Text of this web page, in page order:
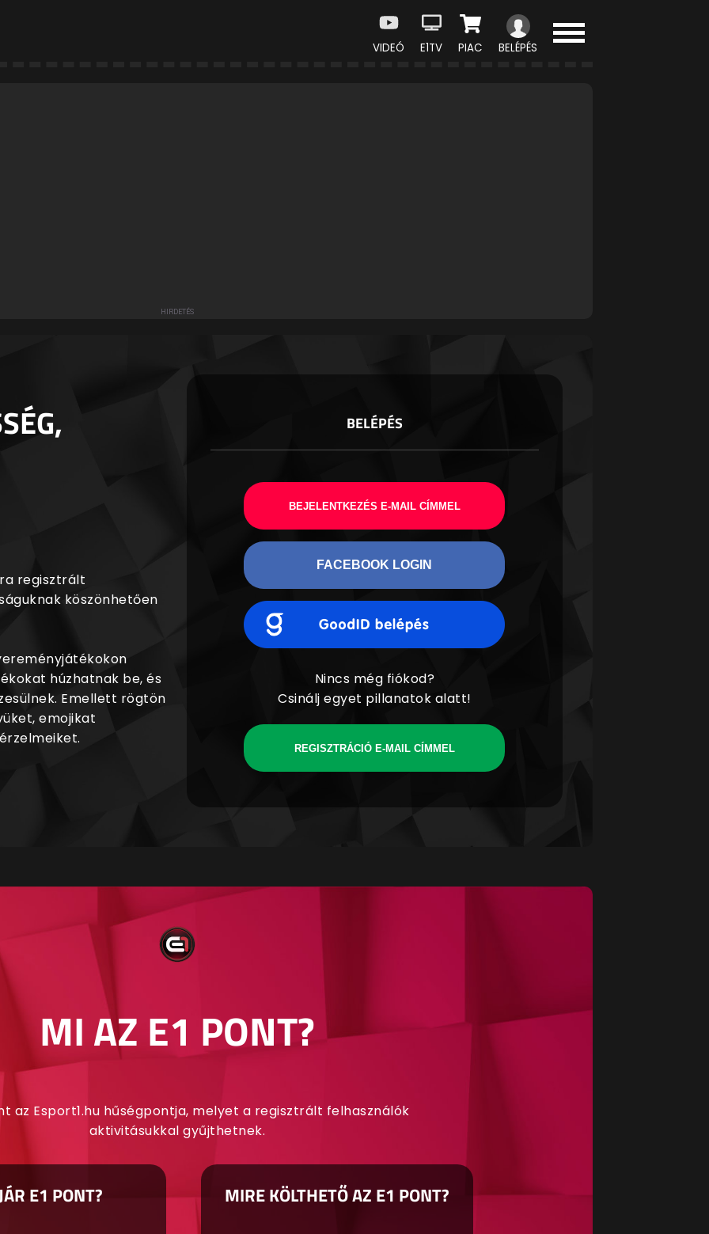
VIDEÓ E1TV PIAC BELÉPÉS
regisztrált
köszönhetően
húzhatnak be, és
Emellett rögtön
emojikat
BELÉPÉS
BEJELENTKEZÉS E-MAIL CÍMMEL
FACEBOOK LOGIN
Nincs még fiókod?
Csinálj egyet pillanatok alatt!
REGISZTRÁCIÓ E-MAIL CÍMMEL
MI AZ E1 PONT?
az Esport1.hu hűségpontja, melyet a regisztrált felhasználók
aktivitásukkal gyűjthetnek.
E1 PONT? MIRE KÖLTHETŐ AZ E1 PONT?